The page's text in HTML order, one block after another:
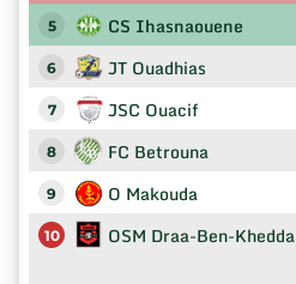
5 CS Ihasnaouene
6 JT Ouadhias
7 JSC Ouacif
8 FC Betrouna
9 O Makouda
10 OSM Draa-Ben-Khedda